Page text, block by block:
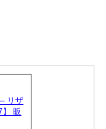
リザ
販